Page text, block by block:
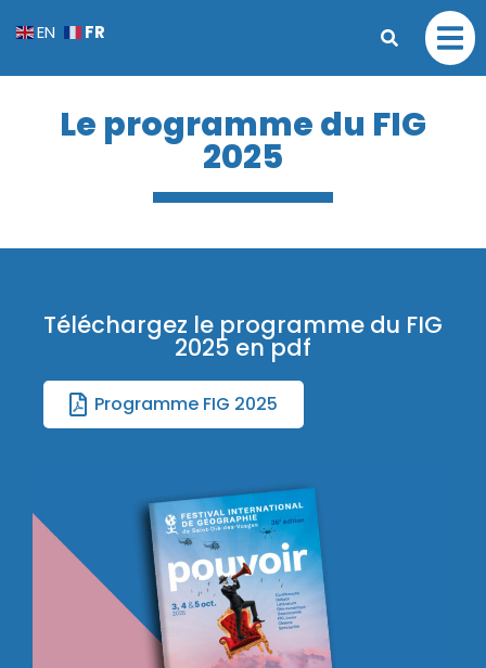
Le programme du FIG
2025
Téléchargez le programme du FIG
2025 en pdf
Programme FIG 2025
EN FR